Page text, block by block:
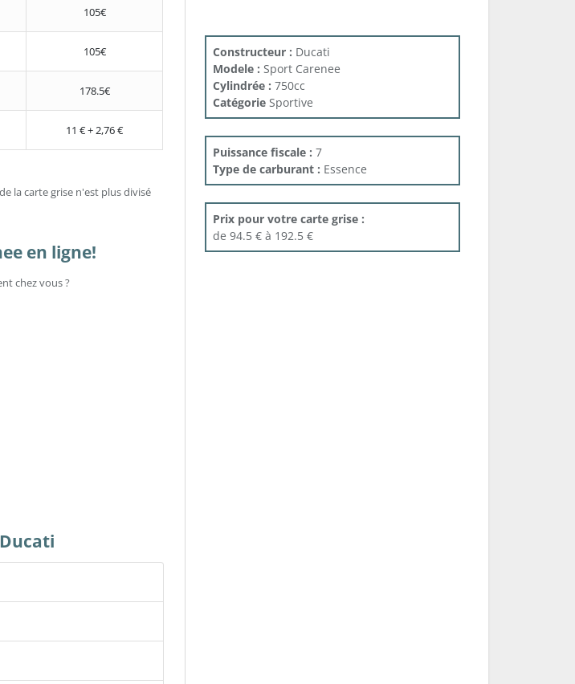
105€
105€
178.5€
11 € + 2,76 €
la carte grise n'est plus divisé
en ligne!
chez vous ?
Constructeur : Ducati
Modele : Sport Carenee
Cylindrée : 750cc
CatégorieSportive
Puissance fiscale : 7
Type de carburant : Essence
Prix pour votre carte grise :
de 94.5 € à 192.5 €